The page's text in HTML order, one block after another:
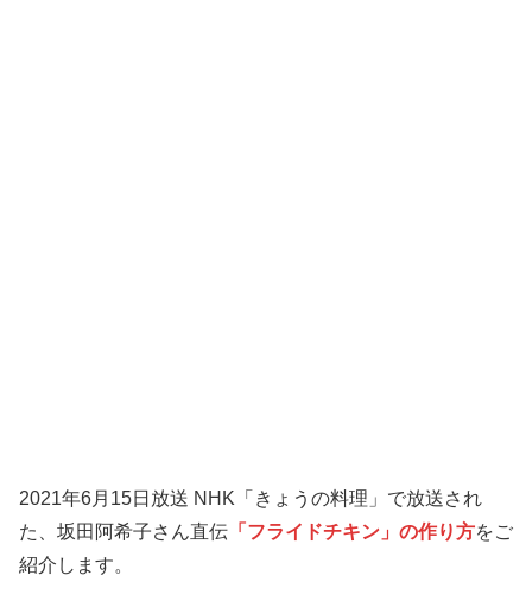
2021年6月15日放送 NHK「きょうの料理」で放送され
た、坂田阿希子さん直伝 「フライドチキン」の作り方をご
紹介します。